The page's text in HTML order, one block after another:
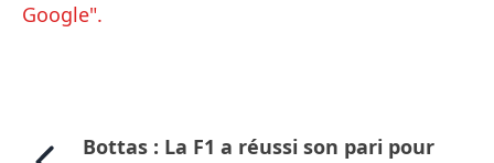
Google".
Bottas : La F1 a réussi son pari pour